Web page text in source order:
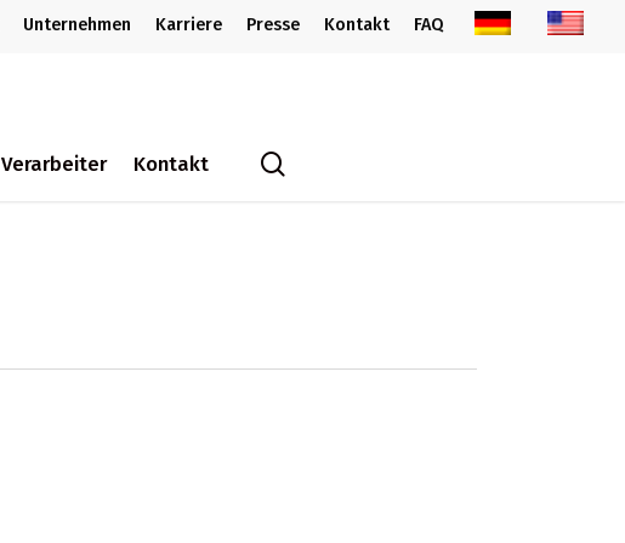
Unternehmen Karriere Presse Kontakt FAQ
Verarbeiter Kontakt